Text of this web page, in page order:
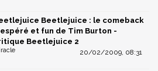
Beetlejuice : le comeback
et fun de Tim Burton -
Beetlejuice 2
20/02/2009, 08:31